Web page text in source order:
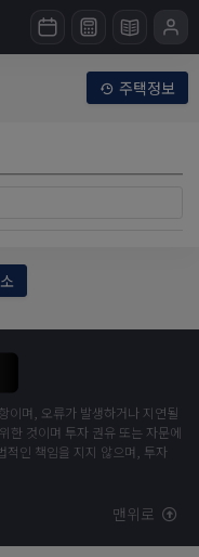
주택정보
이며, 오류가 발생하거나 지연될
한 것이며 투자 권유 또는 자문에
적인 책임을 지지 않으며, 투자
맨위로